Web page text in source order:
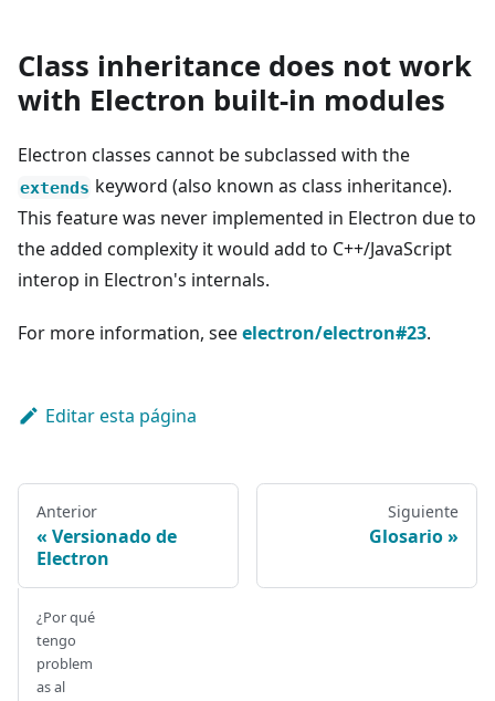
Class inheritance does not work
with Electron built-in modules
Electron classes cannot be subclassed with the
extends keyword (also known as class inheritance).
This feature was never implemented in Electron due to
the added complexity it would add to C++/JavaScript
interop in Electron's internals.
For more information, seeelectron/electron#23.
Editar esta página
Anterior
Versionado de
Electron
Siguiente
Glosario
¿Por qué
tengo
problem
as al